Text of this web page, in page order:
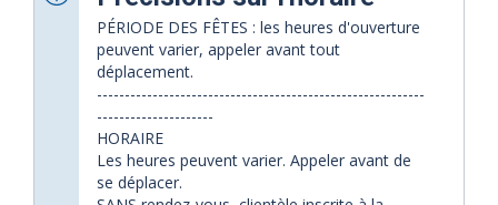
PÉRIODE DES FÊTES : les heures d'ouverture
peuvent varier, appeler avant tout
déplacement.
-----------------------------------------------------------
---------------------
HORAIRE
Les heures peuvent varier. Appeler avant de
se déplacer.